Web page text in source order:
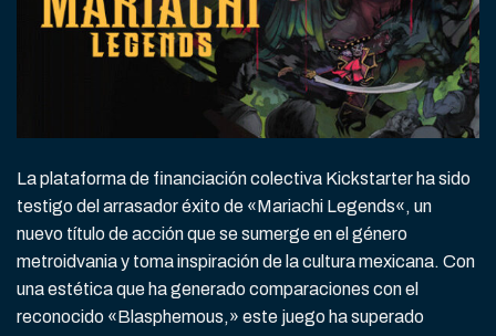
La plataforma de financiación colectiva Kickstarter ha sido
testigo del arrasador éxito de «Mariachi Legends«, un
nuevo título de acción que se sumerge en el género
metroidvania y toma inspiración de la cultura mexicana. Con
una estética que ha generado comparaciones con el
reconocido «Blasphemous,» este juego ha superado